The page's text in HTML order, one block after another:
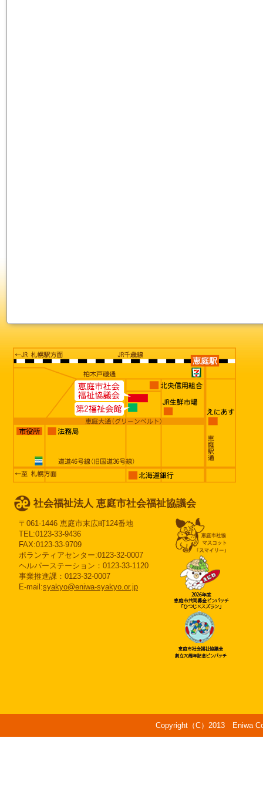
社会福祉法人 恵庭市社会福祉協議会
〒061-1446 恵庭市末広町124番地
TEL:0123-33-9436
FAX:0123-33-9709
ボランティアセンター:0123-32-0007
ヘルパーステーション：0123-33-1120
事業推進課：0123-32-0007
E-mail:syakyo@eniwa-syakyo.or.jp
Copyright（C）2013 Eniwa